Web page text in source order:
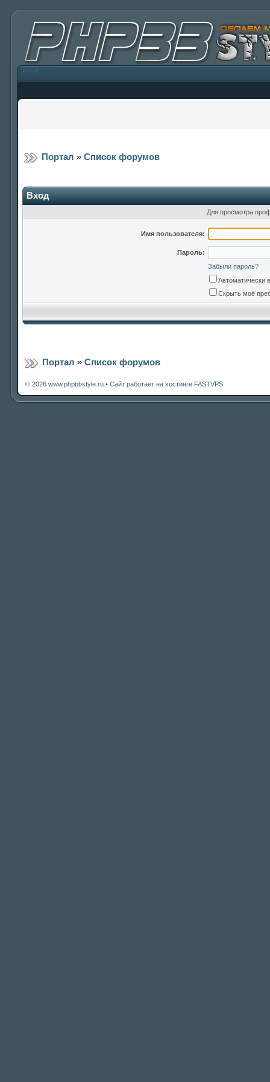
Вход
Портал » Список форумов
Вход
Для просмотра
Имя пользователя:
Пароль:
Забыли пароль?
Автоматически
Скрыть моё
Портал »Список форумов
© 2026 www.phpbbstyle.ru • Сайт работает на хостинге FASTVPS